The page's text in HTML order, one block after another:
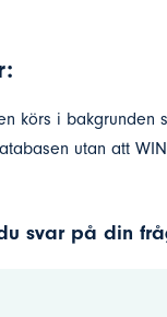
körs i bakgrunden
utan att
svar på din